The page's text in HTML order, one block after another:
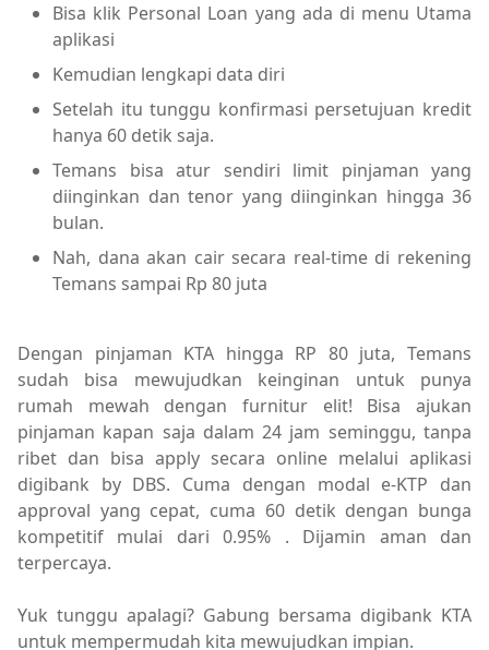
Bisa klik Personal Loan yang ada di menu Utama
aplikasi
Kemudian lengkapi data diri
Setelah itu tunggu konfirmasi persetujuan kredit
hanya 60 detik saja.
Temans bisa atur sendiri limit pinjaman yang
diinginkan dan tenor yang diinginkan hingga 36
bulan.
Nah, dana akan cair secara real-time di rekening
Temans sampai Rp 80 juta
Dengan pinjaman KTA hingga RP 80 juta, Temans
sudah bisa mewujudkan keinginan untuk punya
rumah mewah dengan furnitur elit! Bisa ajukan
pinjaman kapan saja dalam 24 jam seminggu, tanpa
ribet dan bisa apply secara online melalui aplikasi
digibank by DBS. Cuma dengan modal e-KTP dan
approval yang cepat, cuma 60 detik dengan bunga
kompetitif mulai dari 0.95% . Dijamin aman dan
terpercaya.
Yuk tunggu apalagi? Gabung bersama digibank KTA
untuk mempermudah kita mewujudkan impian.